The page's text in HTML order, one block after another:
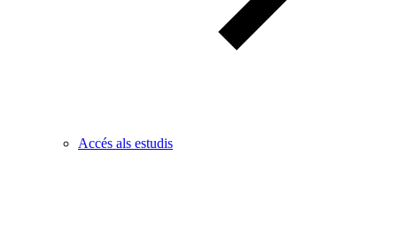
Accés als estudis